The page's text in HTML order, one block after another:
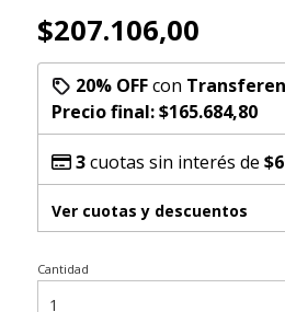
$207.106,00
20% OFFcon
Precio final:$165.684,80
3cuotas sin interés de
Ver cuotas y descuentos
Cantidad